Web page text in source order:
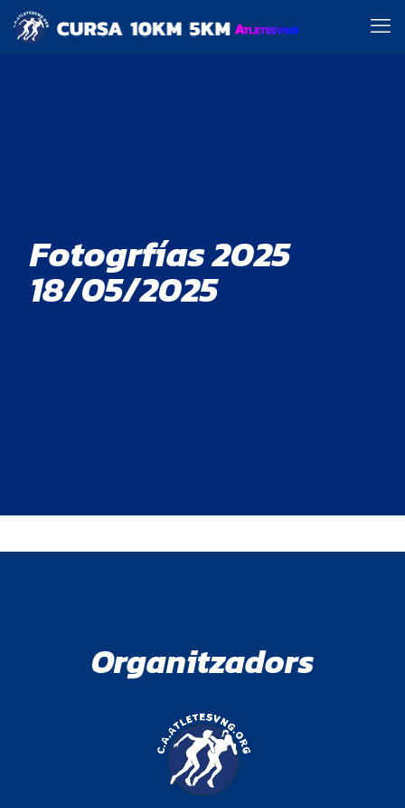
Fotogrfías 2025
18/05/2025
Organitzadors